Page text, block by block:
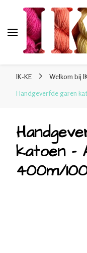
IK-KE Welkom bij
Handgeverfde garen
katoen –
400m/